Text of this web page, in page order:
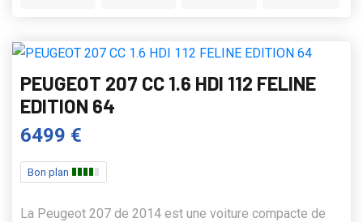
PEUGEOT 207 CC 1.6 HDI 112 FELINE
EDITION 64
6499 €
Bon plan
La Peugeot 207 de 2014 est une voiture compacte de